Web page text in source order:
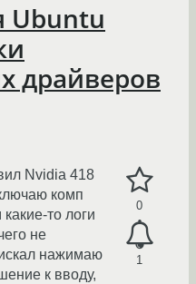
Ubuntu
драйверов
0
1
Nvidia 418
комп
то логи
не
нажимаю
к вводу,